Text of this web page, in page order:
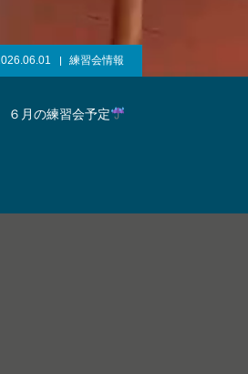
練習会情報
６月の練習会予定